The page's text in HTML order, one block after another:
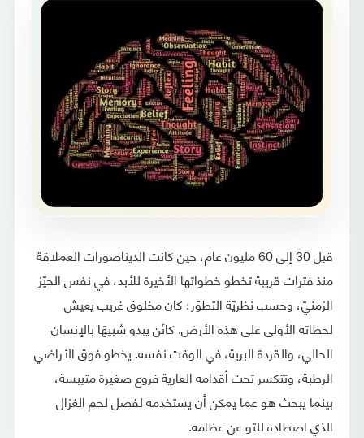
قبل 30 إلى 60 مليون عام، حين كانت الديناصورات العملاقة
منذ فترات قريبة تخطو خطواتها الأخيرة للأبد، في نفس الحيّز
الزمنيّ، وحسب نظريّة التطوّر؛ كان مخلوق غريب يعيش
لحظاته الأولى على هذه الأرض. كائن يبدو شبيهًا بالإنسان
الحالي، والقردة البرية، في الوقت نفسه. يخطو فوق الأراضي
الرطبة، وتتكسر تحت أقدامه العارية فروع صغيرة متيبسة،
بينما يبحث هو عما يمكن أن يستخدمه لفصل لحم الغزال
الذي اصطاده للتو عن عظامه.